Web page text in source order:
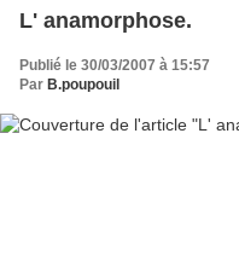
L' anamorphose.
Publié le 30/03/2007 à 15:57
Par B.poupouil